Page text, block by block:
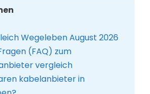
Wegeleben August 2026
(FAQ) zum
vergleich
kabelanbieter in